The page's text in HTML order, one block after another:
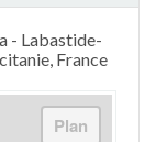
- Labastide-
France